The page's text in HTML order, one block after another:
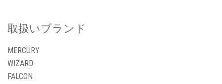
取扱いブランド
MERCURY
WIZARD
FALCON